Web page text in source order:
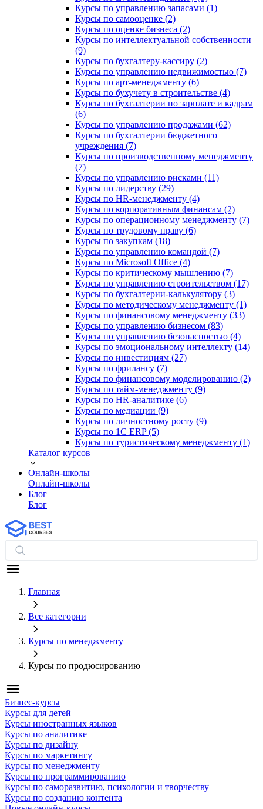
Курсы по управлению запасами (1)
Курсы по самооценке (2)
Курсы по оценке бизнеса (2)
Курсы по интеллектуальной собственности
(9)
Курсы по бухгалтеру-кассиру (2)
Курсы по управлению недвижимостью (7)
Курсы по арт-менеджменту (6)
Курсы по бухучету в строительстве (4)
Курсы по бухгалтерии по зарплате и кадрам
(6)
Курсы по управлению продажами (62)
Курсы по бухгалтерии бюджетного
учреждения (7)
Курсы по производственному менеджменту
(7)
Курсы по управлению рисками (11)
Курсы по лидерству (29)
Курсы по HR-менеджменту (4)
Курсы по корпоративным финансам (2)
Курсы по операционному менеджменту (7)
Курсы по трудовому праву (6)
Курсы по закупкам (18)
Курсы по управлению командой (7)
Курсы по Microsoft Office (4)
Курсы по критическому мышлению (7)
Курсы по управлению строительством (17)
Курсы по бухгалтерии-калькулятору (3)
Курсы по методическому менеджменту (1)
Курсы по финансовому менеджменту (33)
Курсы по управлению бизнесом (83)
Курсы по управлению безопасностью (4)
Курсы по эмоциональному интеллекту (14)
Курсы по инвестициям (27)
Курсы по фрилансу (7)
Курсы по финансовому моделированию (2)
Курсы по тайм-менеджменту (9)
Курсы по HR-аналитике (6)
Курсы по медиации (9)
Курсы по личностному росту (9)
Курсы по 1С ERP (5)
Курсы по туристическому менеджменту (1)
Каталог курсов
Онлайн-школы
Онлайн-школы
Блог
Блог
Главная
Все категории
Курсы по менеджменту
Курсы по продюсированию
Бизнес-курсы
Курсы для детей
Курсы иностранных языков
Курсы по аналитике
Курсы по дизайну
Курсы по маркетингу
Курсы по менеджменту
Курсы по программированию
Курсы по саморазвитию, психологии и творчеству
Курсы по созданию контента